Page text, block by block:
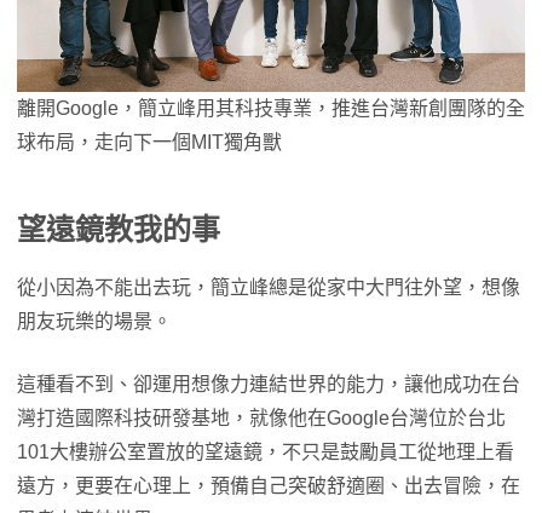
離開Google，簡立峰用其科技專業，推進台灣新創團隊的全
球布局，走向下一個MIT獨角獸
望遠鏡教我的事
從小因為不能出去玩，簡立峰總是從家中大門往外望，想像
朋友玩樂的場景。
這種看不到、卻運用想像力連結世界的能力，讓他成功在台
灣打造國際科技研發基地，就像他在Google台灣位於台北
101大樓辦公室置放的望遠鏡，不只是鼓勵員工從地理上看
遠方，更要在心理上，預備自己突破舒適圈、出去冒險，在